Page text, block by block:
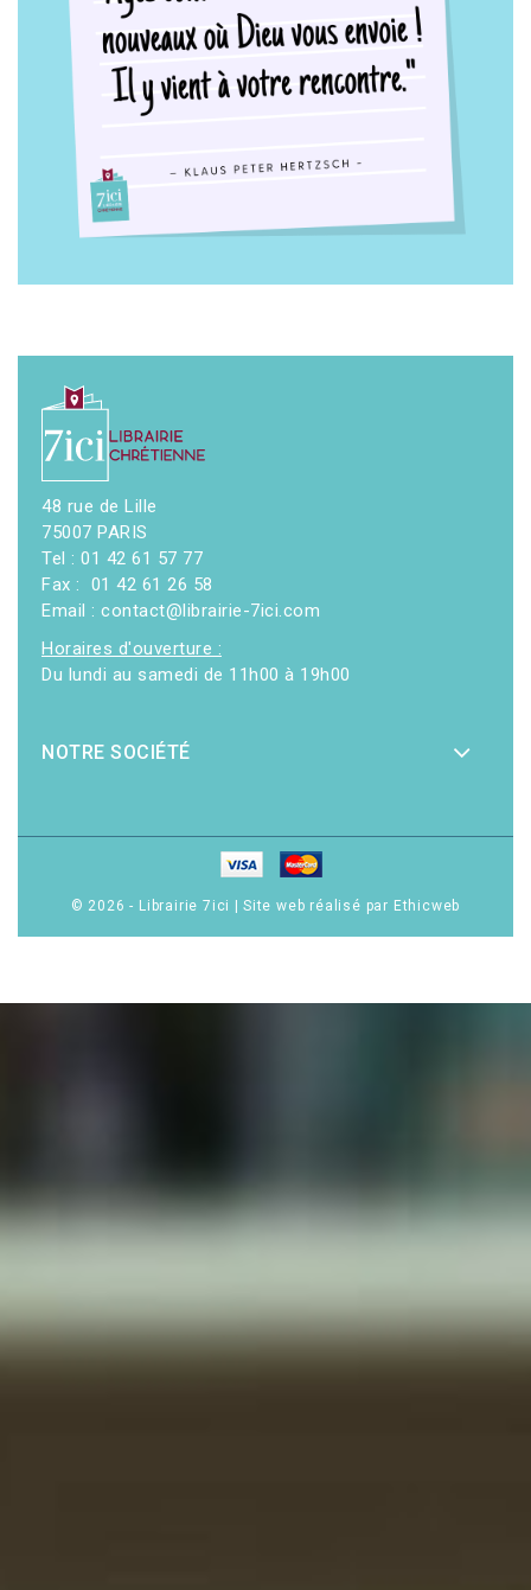
48 rue de Lille
75007 PARIS
Tel : 01 42 61 57 77
Fax : 01 42 61 26 58
Email : contact@librairie-7ici.com
Horaires d'ouverture :
Du lundi au samedi de 11h00 à 19h00
NOTRE SOCIÉTÉ
© 2026 - Librairie 7ici Site web réalisé par Ethicweb